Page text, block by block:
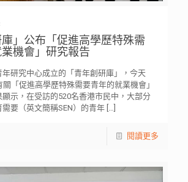
庫」公布「促進高學歷特殊需
機會」研究報告
研究中心成立的「青年創研庫」，今天
關「促進高學歷特殊需要青年的就業機會」
示，在受訪的520名香港市民中，大部分
要（英文簡稱SEN）的青年[…]
閱讀更多